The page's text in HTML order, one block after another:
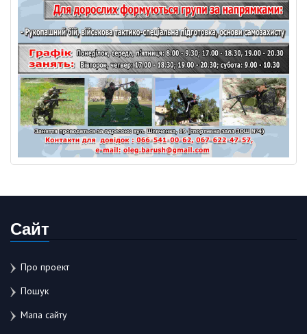
Сайт
Про проект
Пошук
Мапа сайту